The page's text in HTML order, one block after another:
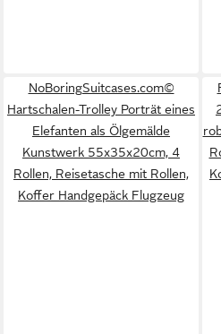
NoBoringSuitcases.com©
Hartschalen-Trolley Porträt eines
Elefanten als Ölgemälde
Kunstwerk 55x35x20cm, 4
Rollen, Reisetasche mit Rollen,
Koffer Handgepäck Flugzeug